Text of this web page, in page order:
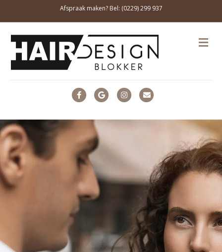
Afspraak maken? Bel: (0229) 299 937
FacebookGoogleInstagram
Email